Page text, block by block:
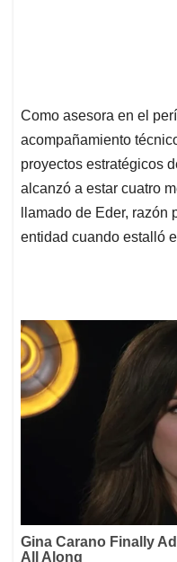
Como asesora en el
acompañamiento
proyectos estratégicos
alcanzó a estar cuatro
llamado de Eder,
entidad cuando estalló